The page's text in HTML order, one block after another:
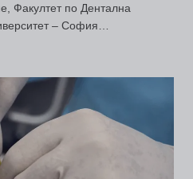
Факултет по Дентална
– София…